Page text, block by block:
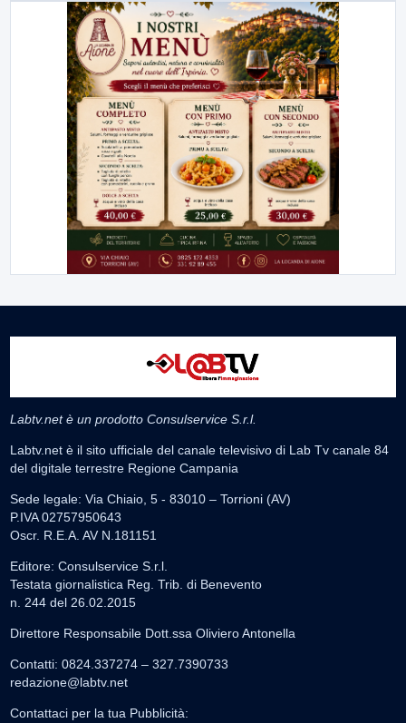
Labtv.net è un prodotto Consulservice S.r.l.
Labtv.net è il sito ufficiale del canale televisivo di Lab Tv canale 84
del digitale terrestre Regione Campania
Sede legale: Via Chiaio, 5 - 83010 – Torrioni (AV)
P.IVA 02757950643
Oscr. R.E.A. AV N.181151
Editore: Consulservice S.r.l.
Testata giornalistica Reg. Trib. di Benevento
n. 244 del 26.02.2015
Direttore Responsabile Dott.ssa Oliviero Antonella
Contatti: 0824.337274 – 327.7390733
redazione@labtv.net
Contattaci per la tua Pubblicità: